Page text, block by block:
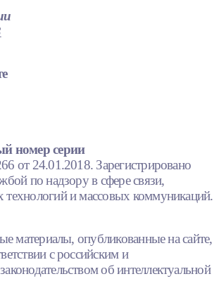
номер серии
от 24.01.2018. Зарегистрировано
по надзору в сфере связи,
и массовых коммуникаций.
материалы, опубликованные на сайте,
с российским и
об интеллектуальной